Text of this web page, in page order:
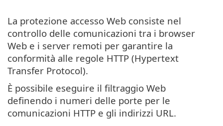
La protezione accesso Web consiste nel
controllo delle comunicazioni tra i browser
Web e i server remoti per garantire la
conformità alle regole HTTP (Hypertext
Transfer Protocol).
È possibile eseguire il filtraggio Web
definendo i numeri delle porte per le
comunicazioni HTTP e gli indirizzi URL.